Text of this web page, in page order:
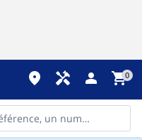
place handyman person shopping_cart0